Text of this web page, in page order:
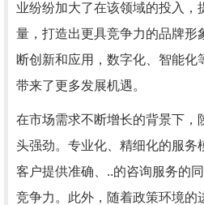
业纷纷加大了在该领域的投入，
量，打造出更具竞争力的品牌形
断创新和应用，数字化、智能化
带来了更多发展机遇。
在市场需求不断增长的背景下，
头强劲。专业化、精细化的服务
客户提供准确、..的咨询服务的
竞争力。此外，随着政策环境的